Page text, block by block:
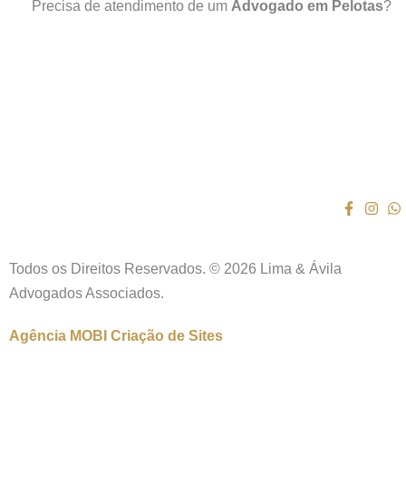
Precisa de atendimento de um Advogado em Pelotas?
Todos os Direitos Reservados. © 2026 Lima & Ávila
Advogados Associados.
Agência MOBI Criação de Sites